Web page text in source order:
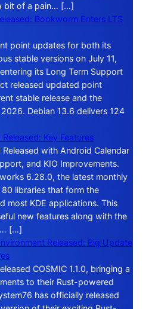
bit of a pain… […]
Bookworm Enters LTS
point updates for both its
stable versions on July 11,
its Long Term Support
released updated point
stable release and the
Debian 13.6 delivers 124
Key Features
with Android Calendar
and KIO Improvements.
6.28.0, the latest monthly
libraries that form the
most KDE applications. This
new features along with the
[…]
Released: Big Update
COSMIC 1.1.0, bringing a
to their Rust-powered
has officially released